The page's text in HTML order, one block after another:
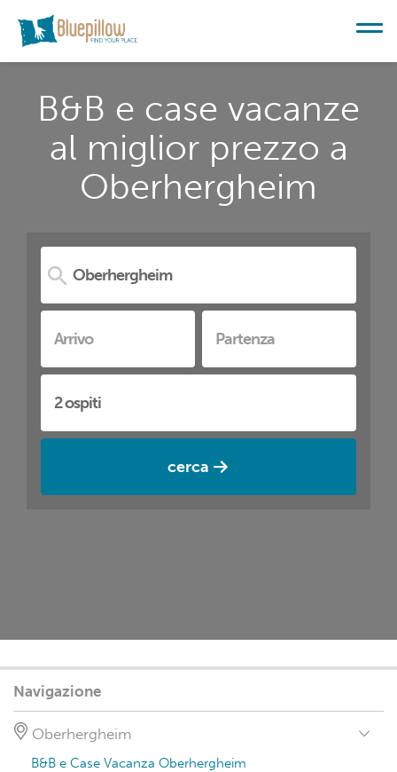
B&B e case vacanze
al miglior prezzo a
Oberhergheim
cerca
Navigazione
Oberhergheim
B&B e Case Vacanza Oberhergheim